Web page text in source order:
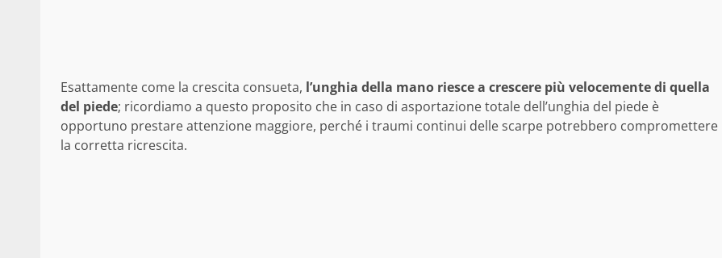
Esattamente come la crescita consueta, l’unghia della mano riesce a crescere più velocemente di quella
del piede; ricordiamo a questo proposito che in caso di asportazione totale dell’unghia del piede è
opportuno prestare attenzione maggiore, perché i traumi continui delle scarpe potrebbero compromettere
la corretta ricrescita.